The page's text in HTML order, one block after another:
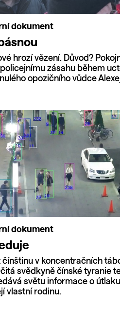
dokument
hrozí vězení. Důvod?
zásahu během
opozičního vůdce
dokument
čínštinu v koncentračních
svědkyně čínské tyranie
světu informace o
vlastní rodinu.